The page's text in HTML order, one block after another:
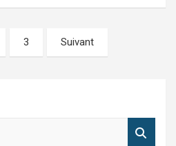
3 Suivant